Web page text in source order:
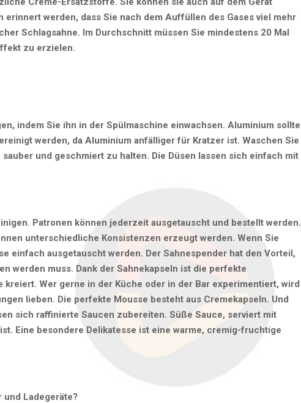
erinnert werden, dass Sie nach dem Auffüllen des Gases viel mehr
Schlagsahne. Im Durchschnitt müssen Sie mindestens 20 Mal
zu erzielen.
indem Sie ihn in der Spülmaschine einwachsen. Aluminium sollte
werden, da Aluminium anfälliger für Kratzer ist. Waschen Sie
und geschmiert zu halten. Die Düsen lassen sich einfach mit
Patronen können jederzeit ausgetauscht und bestellt werden.
unterschiedliche Konsistenzen erzeugt werden. Wenn Sie
einfach ausgetauscht werden. Der Sahnespender hat den Vorteil,
werden muss. Dank der Sahnekapseln ist die perfekte
kreiert. Wer gerne in der Küche oder in der Bar experimentiert, wird
lieben. Die perfekte Mousse besteht aus Cremekapseln. Und
sich raffinierte Saucen zubereiten. Süße Sauce, serviert mit
Eine besondere Delikatesse ist eine warme, cremig-fruchtige
und Ladegeräte?